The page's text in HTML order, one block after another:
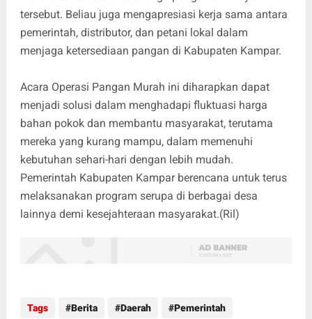
tersebut. Beliau juga mengapresiasi kerja sama antara
pemerintah, distributor, dan petani lokal dalam
menjaga ketersediaan pangan di Kabupaten Kampar.
Acara Operasi Pangan Murah ini diharapkan dapat
menjadi solusi dalam menghadapi fluktuasi harga
bahan pokok dan membantu masyarakat, terutama
mereka yang kurang mampu, dalam memenuhi
kebutuhan sehari-hari dengan lebih mudah.
Pemerintah Kabupaten Kampar berencana untuk terus
melaksanakan program serupa di berbagai desa
lainnya demi kesejahteraan masyarakat.(Ril)
Tags Berita Daerah Pemerintah